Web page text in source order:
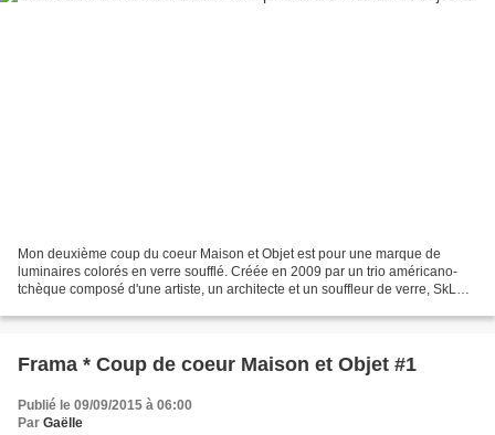
Mon deuxième coup du coeur Maison et Objet est pour une marque de
luminaires colorés en verre soufflé. Créée en 2009 par un trio américano-
tchèque composé d'une artiste, un architecte et un souffleur de verre, SkLO
Frama * Coup de coeur Maison et Objet #1
Publié le 09/09/2015 à 06:00
Par Gaëlle